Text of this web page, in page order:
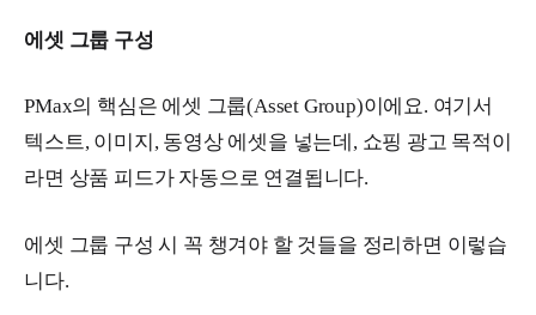
에셋 그룹 구성
PMax의 핵심은 에셋 그룹(Asset Group)이에요. 여기서
텍스트, 이미지, 동영상 에셋을 넣는데, 쇼핑 광고 목적이
라면 상품 피드가 자동으로 연결됩니다.
에셋 그룹 구성 시 꼭 챙겨야 할 것들을 정리하면 이렇습
니다.